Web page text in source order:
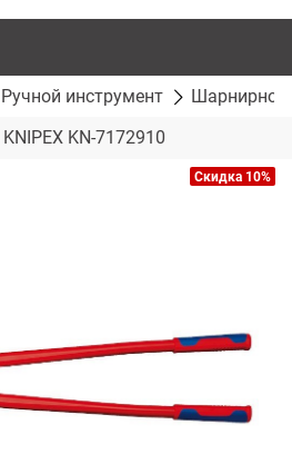
Ручной инструмент
Шарнирно-
KN-7172910
Скидка 10%